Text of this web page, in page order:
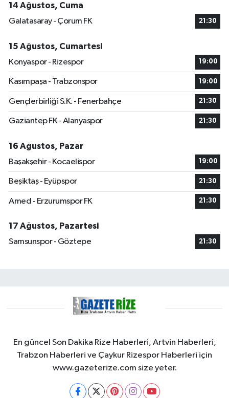
14 Ağustos, Cuma
Galatasaray - Çorum FK
21:30
15 Ağustos, Cumartesi
Konyaspor - Rizespor
19:00
Kasımpaşa - Trabzonspor 19:00
Gençlerbirliği S.K. - Fenerbahçe 21:30
Gaziantep FK - Alanyaspor 21:30
16 Ağustos, Pazar
Başakşehir - Kocaelispor
19:00
Beşiktaş - Eyüpspor 21:30
Amed - Erzurumspor FK 21:30
17 Ağustos, Pazartesi
Samsunspor - Göztepe
21:30
En güncel Son Dakika Rize Haberleri, Artvin Haberleri,
Trabzon Haberleri ve Çaykur Rizespor Haberleri için
www.gazeterize.com size yeter.